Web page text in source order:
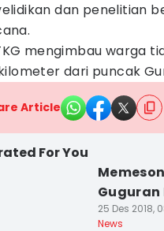
dan penelitian
mengimbau warga
dari puncak
Article
For You
Guguran
25 Des 2018,
News